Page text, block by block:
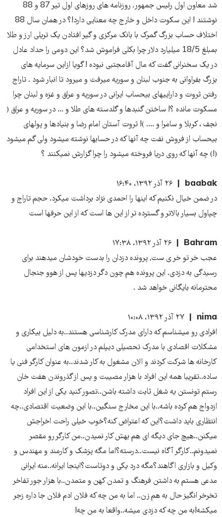
شد معاون اول رئیس جمهور. روزنامه های روزهای اول تیر 87 و 88
نوشتند ! این سکوت داخل و خارج چه معنایی دارد!؟ در همان سال 88
اختلاف حساب بزرگ گمرک با بانک مرکزی و گیر افتادن یک تریلی ارز و طلا
بمبلغ 18/5 میلیارد دلار چرا بکلی فراموش شد؟ این دومی را حداد عادل
در یک سخنرانی گفت که مال آقامجتبی نبوده ! گویا ازاین سرمایه های
بزرگ بفراوانی به جنوب لبنان و سوریه میرفت و میرود تا انبار شود . تاراج
رفتن ثروت و داراییهای بیحساب ایرانی در سوریه و عراق و غزه و لبنان چرا
مسکوت مانده ؟! ساختن گنبدها و گلدسته های طلا و ... در سوریه و عراق (
نجف ، کربلا و سامرا و .... )! ثروت آستان امام رضا و بنیادها و پولهای
بیحساب از فروش نفت چه آنها که در حسابها نوشته میشود ولی گم میشود
(!) چه آنها که روی دریا فروخته میشود را چرا گزارش نمیکنند ؟
baabak
۲۶ آذر ۱۳۹۲، ۱۶:۴۰
در ضمن خیال نکنیم که اینها را احمدی نژاد برداشت میکرد. حجم تاراج و
چپاول بسیار بالاتر و گسترده تر از این ها است که از این حرفها است
Bahram
۲۶ آذر ۱۳۹۲، ۱۷:۳۸
عجب خر تو خر ی ‌ست, پرونده دزدان را بدست خودشان میدهند برای
رسیدگی به دزدی. این پرونده هم چون دگر دزدیها پس از هوو جنجال
محترمانه بایگانی خواهد شد .
nima
۲۷ آذر ۱۳۹۲، ۱۰:۰۸
افرادی رو میشناسم که دارای مدرک کارشناسی هستند..به دلیل بیکاری و
مشکلات اقصادی با مدرک تحصیلی دیپلم در ازمون های استخدامی
کارخانه ها شرکت کردند و الان مشغول به کار شدند..به عنوان کارگر فنی یا
ساده..تقریبا همه این افراد با هزار مصیبت و پس از گذروندن هفت خان
رستم تونستن یه شغل ثابت داشته باشن..تصور کنید یکی از این افراد
ازدواج هم کرده باشه..با این مخارج سنگین..با این وضعیت اقتصادی..چه
انتظاری باید داشت؟این که اعتراض کنه؟خوب خیلی راحت اخراجش
میکنن..هیچ جای دیگه ای هم بهش کار نمیدن..من کارگر رو مقصر
نمیدونم..کارگر آگاه نیست..درسته؟اما مگه پزشک و کارمند و مهندس و
وکیل و بازاری اگاهند؟مگه درد یکی و دوتاست؟اینجا ایرانه..منه ایرانی
مدعی هستم به داشتن فرهنگ و تمدن کهن و متمدن..با هزار جور تفاخر
تخرخر انگیز حال به هم زن.. اما به من چه که فلان ادم فلان جا داره زجر
میکشه!به من چه که دزدی میشه..واقعا به من چه!